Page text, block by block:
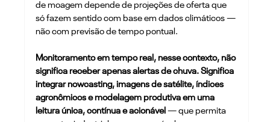
de moagem depende de projeções de oferta que
só fazem sentido com base em dados climáticos —
não com previsão de tempo pontual.
Monitoramento em tempo real, nesse contexto, não
significa receber apenas alertas de chuva. Significa
integrar nowcasting, imagens de satélite, índices
agronômicos e modelagem produtiva em uma
leitura única, contínua e acionável — que permita